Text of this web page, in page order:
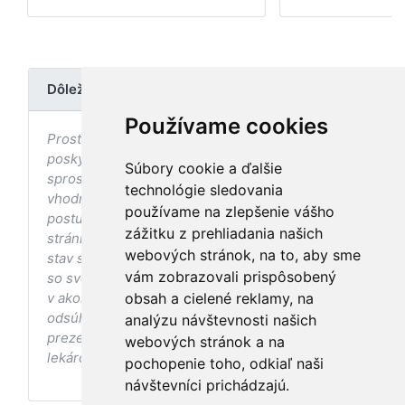
Používame cookies
Súbory cookie a ďalšie
technológie sledovania
používame na zlepšenie vášho
zážitku z prehliadania našich
webových stránok, na to, aby sme
vám zobrazovali prispôsobený
obsah a cielené reklamy, na
analýzu návštevnosti našich
webových stránok a na
pochopenie toho, odkiaľ naši
návštevníci prichádzajú.
Dôležité upozornenie
Prostredníctvom stránky nedochádza k
poskytovaniu zdravotnej starostlivosti, ani k jej
sprostredkovaniu, ani k jej nahrádzaniu. O
vhodných postupoch v oblasti zdravia, vhodnosti
postupov a odporúčaní prezentovaných na
stránke s ohľadom na Váš zdravotný
stav sa pred ich aplikáciou vždy vopred poraďte
so svojím ošetrujúcim lekárom, a to najmä ak ste
v akomkoľvek štádiu tehotenstva. Bez
odsúhlasenia postupov a odporúčaní
prezentovaných na stránke Vaším ošetrujúcim
lekárom tieto postupy a odporúčania neaplikujte.